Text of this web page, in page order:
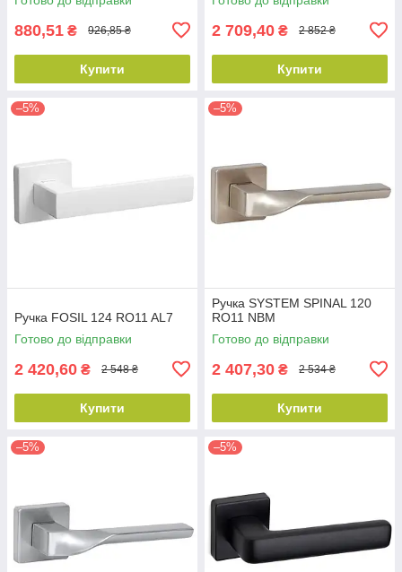
880,51 ₴ 926,85 ₴
Купити
2 709,40 ₴ 2 852 ₴
Купити
–5%
Ручка FOSIL 124 RO11 AL7
Готово до відправки
2 420,60 ₴ 2 548 ₴
Купити
–5%
Ручка SYSTEM SPINAL 120
RO11 NBM
Готово до відправки
2 407,30 ₴ 2 534 ₴
Купити
–5% –5%